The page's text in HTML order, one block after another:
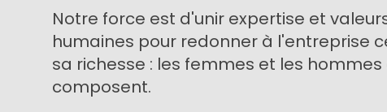
Notre force est d'unir expertise et
humaines pour redonner à l'entreprise
sa richesse : les femmes et les hommes
composent.